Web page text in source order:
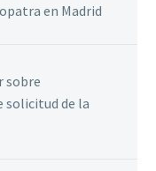
en Madrid
sobre
solicitud de la